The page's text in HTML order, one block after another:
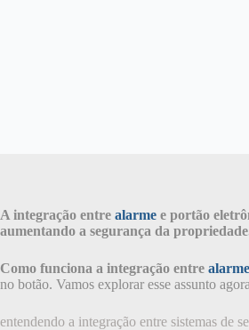
A integração entre alarme e portão
aumentando a segurança da
Como funciona a integração entre alarme
no botão. Vamos explorar esse assunto
entendendo a integração entre sistemas de